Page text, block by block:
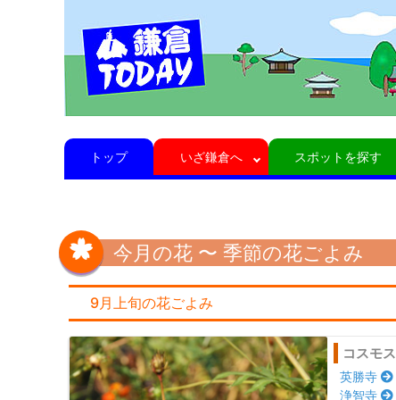
トップ いざ鎌倉へ スポットを探す
今月の花 〜 季節の花ごよみ
9月上旬の花ごよみ
コスモス
英勝寺
浄智寺